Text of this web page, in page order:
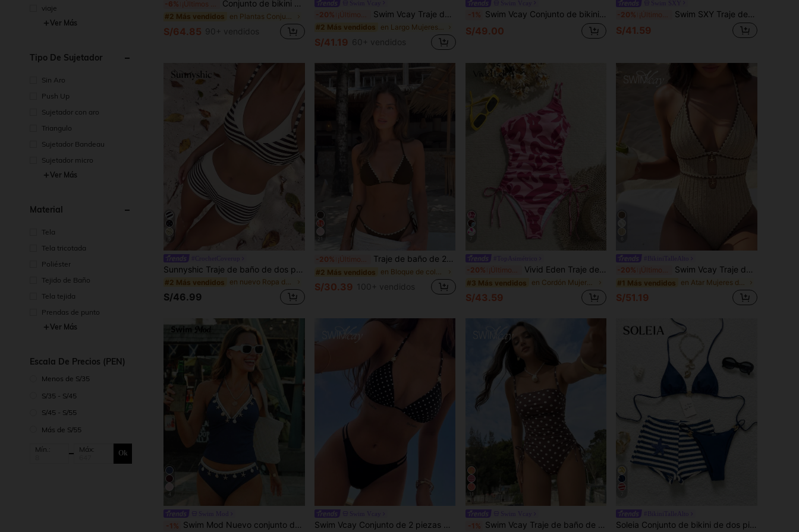
viaje
Ver Más
Tipo De Sujetador
Sin Aro
Push Up
Sujetador con aro
Triangulo
Sujetador Bandeau
Sujetador micro
Ver Más
Material
Tela
Tela tricotada
Poliéster
Tejido de Baño
Tela tejida
Prendas de punto
Ver Más
Escala De Precios (PEN)
Menos de S/35
S/35 - S/45
S/45 - S/55
Más de S/55
Mín.: Máx: Ok
-6% Conjunto de bikini para mujer, estilo bohemio con cinta de ganchillo y decoración de conchas, falda ajustable con cordón para vacaciones, playa, verano y resort
#2 Más vendidos
S/64.85 90+ vendidos
-20% Swim Vcay Traje de una pieza para mujer para la playa, de tela texturizada, con decoración de conchas, espalda de escote con detalle de lazo, ajuste ceñido, uso casual para resort
#2 Más vendidos
S/41.19 60+ vendidos
-1% Swim Vcay Conjunto de bikini de 2 piezas con top de tirantes finos y estampado de leopardo tropical sexy, y braga con lazo lateral. Elegante conjunto de playa para vacaciones, regalo para el Día de San Valentín
S/49.00
-20% Swim SXY Traje de baño de una pieza para mujer de unicolor con tirantes de espagueti cruzados y lazo, primavera/verano
S/41.59
Sunnyshic Traje de baño de dos piezas con cuello halter, estampado divertido de sardinas, estilo retro americano rosa & azul, estilo dopamina de dibujos animados, nuevo para primavera/verano
#2 Más vendidos en nuevo Ropa de playa para mujeres
S/46.99
21
-20% ¡Últimos 2 días Traje de baño de 2 piezas para mujer de unicolor con halter y amarre lateral: sexy, de alta gama, simple, casual, para vacaciones en la playa, fiestas de viaje y verano, marrón, ropa de resort
#2 Más vendidos en Bloque de color Conjuntos de bikini para mujer
S/30.39 100+ vendidos
-20% ¡Últimos 2 días Vivid Eden Traje de baño de una pieza con estampado de leopardo y cordón lateral para mujer
#3 Más vendidos en Cordón Mujeres de una pieza
S/43.59
-20% ¡Últimos 2 días Swim Vcay Traje de baño de una pieza con cuello halter, diseño texturizado con recortes, estilo primavera/verano 2026 para uso casual en la playa y vacaciones
#1 Más vendidos en Atar Mujeres de una pieza
S/51.19
4
-1% Swim Mod Nuevo conjunto de bikini de camisola azul sexy con concha bordada, estilo europeo y estadounidense, traje de baño estilizante para playa y resort, 2 piezas para mujer Swim Vcay Conjunto de 2 piezas para vacaciones en la playa, top casual de primavera/verano con estampado de lunares, tirantes para los hombros y herrajes metálicos, top halter con lazo, Bottom de bikini triángulo de unicolor, conjunto lindo
11
-1% Swim Vcay Traje de baño de una pieza con estampado de tela para mujer, para vacaciones, fiesta en la playa y salida de baño Soleia Conjunto de bikini de dos piezas para mujer de verano y playa, unicolor, cuello halter con lazo, sexy y de moda, con shorts a rayas